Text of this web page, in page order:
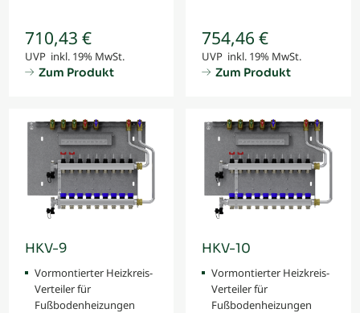
710,43 €
UVP inkl. 19% MwSt.
Zum Produkt
754,46 €
UVP inkl. 19% MwSt.
Zum Produkt
HKV-9
Vormontierter Heizkreis-
Verteiler für
Fußbodenheizungen
HKV-10
Vormontierter Heizkreis-
Verteiler für
Fußbodenheizungen